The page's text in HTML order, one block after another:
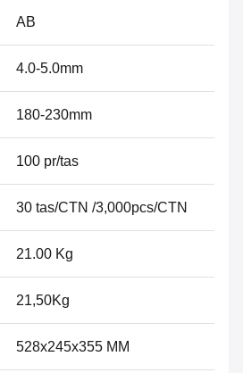
AB
4.0-5.0mm
180-230mm
100 pr/tas
30 tas/CTN /3,000pcs/CTN
21.00 Kg
21,50Kg
528x245x355 MM